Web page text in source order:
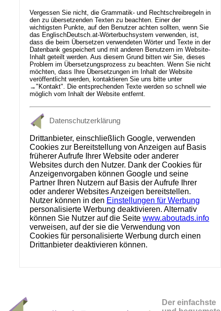
Vergessen Sie nicht, die Grammatik- und Rechtschreibregeln in
den zu übersetzenden Texten zu beachten. Einer der
wichtigsten Punkte, auf den Benutzer achten sollten, wenn Sie
das EnglischDeutsch.at-Wörterbuchsystem verwenden, ist,
dass die beim Übersetzen verwendeten Wörter und Texte in der
Datenbank gespeichert und mit anderen Benutzern im Website-
Inhalt geteilt werden. Aus diesem Grund bitten wir Sie, dieses
Problem im Übersetzungsprozess zu beachten. Wenn Sie nicht
möchten, dass Ihre Übersetzungen im Inhalt der Website
veröffentlicht werden, kontaktieren Sie uns bitte unter
→"Kontakt" . Die entsprechenden Texte werden so schnell wie
möglich vom Inhalt der Website entfernt.
Datenschutzerklärung
Drittanbieter, einschließlich Google, verwenden
Cookies zur Bereitstellung von Anzeigen auf Basis
früherer Aufrufe Ihrer Website oder anderer
Websites durch den Nutzer. Dank der Cookies für
Anzeigenvorgaben können Google und seine
Partner Ihren Nutzern auf Basis der Aufrufe Ihrer
oder anderer Websites Anzeigen bereitstellen.
Nutzer können in den Einstellungen für Werbung
personalisierte Werbung deaktivieren. Alternativ
können Sie Nutzer auf die Seite www.aboutads.info
verweisen, auf der sie die Verwendung von
Cookies für personalisierte Werbung durch einen
Drittanbieter deaktivieren können.
Der einfachste